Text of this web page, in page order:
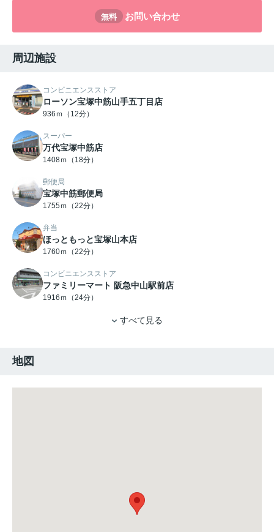
無料 お問い合わせ
周辺施設
コンビニエンスストア
ローソン宝塚中筋山手五丁目店
936ｍ（12分）
スーパー
万代宝塚中筋店
1408ｍ（18分）
郵便局
宝塚中筋郵便局
1755ｍ（22分）
弁当
ほっともっと宝塚山本店
1760ｍ（22分）
コンビニエンスストア
ファミリーマート 阪急中山駅前店
1916ｍ（24分）
すべて見る
地図